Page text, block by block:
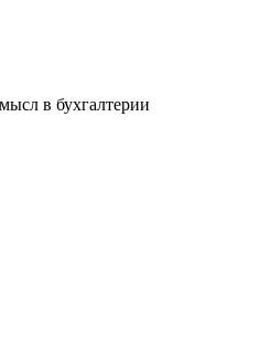
в бухгалтерии